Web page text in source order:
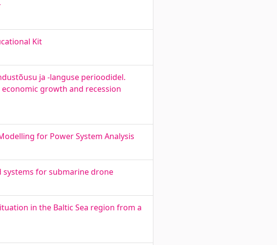
Kit
ja -languse perioodidel.
growth and recession
for Power System Analysis
systems for submarine drone
in the Baltic Sea region from a